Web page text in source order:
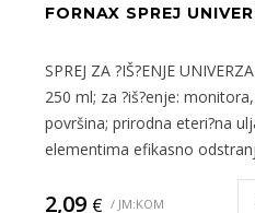
FORNAX SPREJ
SPREJ ZA ?IŠ?ENJE
250 ml; za ?iš?enje:
površina; prirodna eteri?na
elementima efikasno
2,09 € / JM:KOM